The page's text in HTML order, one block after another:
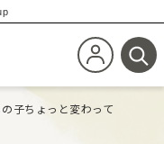
新規会員登
検
の子ちょっと変わって